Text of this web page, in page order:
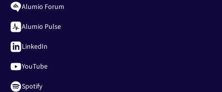
Alumio Forum
Alumio Pulse
LinkedIn
YouTube
Spotify